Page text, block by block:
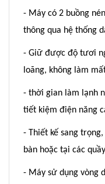
- Máy có 2 buồng
thông qua hệ thống
- Giữ được độ tươi
loãng, không làm
- thời gian làm lạnh
tiết kiệm điện năng
- Thiết kế sang
bàn hoặc tại các
- Máy sử dụng vòng